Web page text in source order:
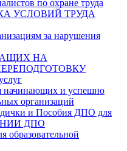
по охране труда
УСЛОВИЙ ТРУДА
за нарушения
НА
начинающих и успешно
организаций
и Пособия ДПО для
НИИ ДПО
образовательной